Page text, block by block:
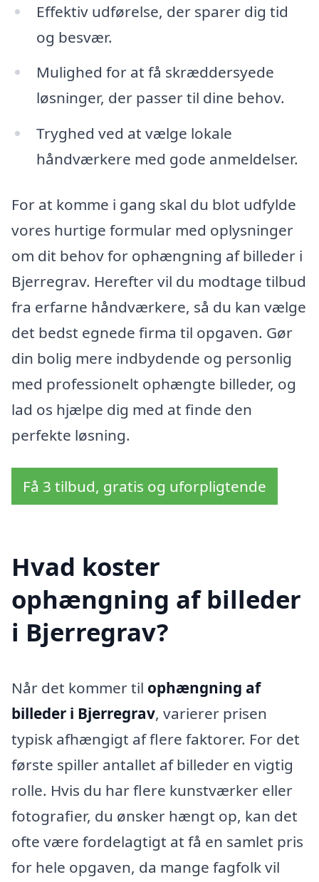
Effektiv udførelse, der sparer dig tid
og besvær.
Mulighed for at få skræddersyede
løsninger, der passer til dine behov.
Tryghed ved at vælge lokale
håndværkere med gode anmeldelser.
For at komme i gang skal du blot udfylde
vores hurtige formular med oplysninger
om dit behov for ophængning af billeder i
Bjerregrav. Herefter vil du modtage tilbud
fra erfarne håndværkere, så du kan vælge
det bedst egnede firma til opgaven. Gør
din bolig mere indbydende og personlig
med professionelt ophængte billeder, og
lad os hjælpe dig med at finde den
perfekte løsning.
Få 3 tilbud, gratis og uforpligtende
Hvad koster
ophængning af billeder
i Bjerregrav?
Når det kommer til ophængning af
billeder i Bjerregrav, varierer prisen
typisk afhængigt af flere faktorer. For det
første spiller antallet af billeder en vigtig
rolle. Hvis du har flere kunstværker eller
fotografier, du ønsker hængt op, kan det
ofte være fordelagtigt at få en samlet pris
for hele opgaven, da mange fagfolk vil